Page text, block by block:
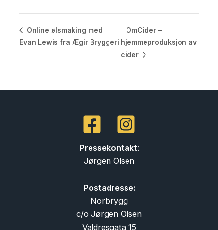
Online ølsmaking med
Evan Lewis fra Ægir Bryggeri
OmCider –
hjemmeproduksjon av
cider
Pressekontakt:
Jørgen Olsen
Postadresse:
Norbrygg
c/o Jørgen Olsen
Valdresgata 15